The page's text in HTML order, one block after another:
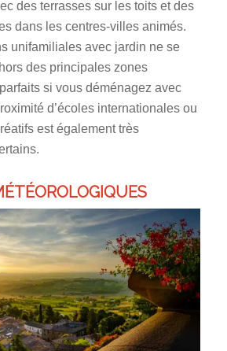
des terrasses sur les toits et des
dans les centres-villes animés.
unifamiliales avec jardin ne se
des principales zones
si vous déménagez avec
d’écoles internationales ou
est également très